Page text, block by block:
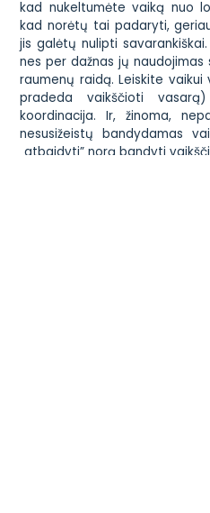
kad nukeltumėte vaiką nuo
kad norėtų tai padaryti,
jis galėtų nulipti
nes per dažnas jų
raumenų raidą. Leiskite
pradeda vaikščioti
koordinacija. Ir, žinoma,
nesusižeistų bandydamas
„atbaidyti” norą bandyti